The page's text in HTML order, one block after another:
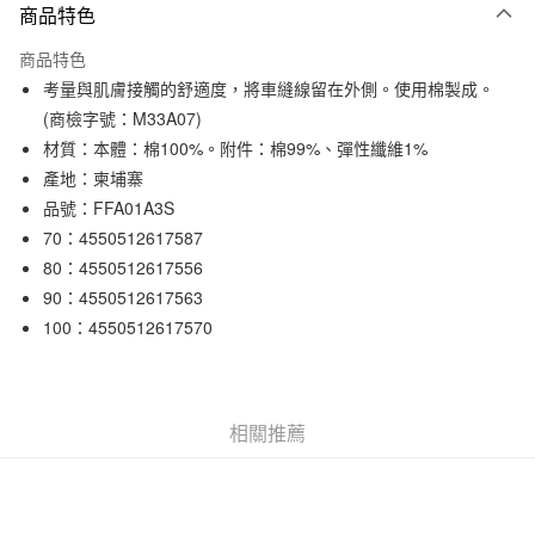
信用卡一次付款
信用卡分期付款
3 期 0 利率 每期NT$33
合作金庫商業銀行
第一商業銀行
華南商業銀行
上海商業儲蓄銀行
臺灣中小企業銀行
匯豐（台灣）商業銀行
聯邦商業銀行
元大商業銀行
超商取貨付款
LINE Pay
Apple Pay
街口支付
悠遊付
商品特色
商品特色
考量與肌膚接觸的舒適度，將車縫線留在外側。使用棉製成。
(商檢字號：M33A07)
材質：本體：棉100%。附件：棉99%、彈性纖維1%
產地：柬埔寨
品號：FFA01A3S
70：4550512617587
80：4550512617556
90：4550512617563
100：4550512617570
相關推薦